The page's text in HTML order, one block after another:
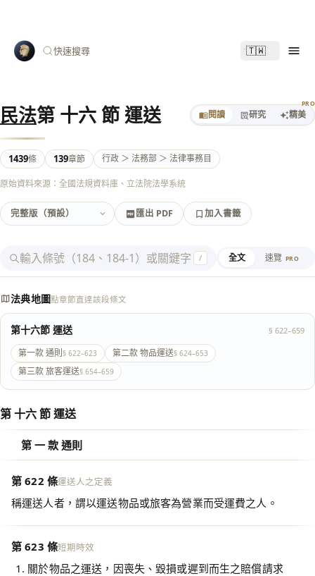
快速搜尋 🇹🇼
民法第 十六 節 運送 閱讀 研究 精美
PRO
1439條 139章節 行政 ＞ 法務部 ＞ 法律事務目
原始資料來源：全國法規資料庫、立法院法學系統
匯出 PDF 加入書籤
匯出 PDF
加入書籤
/ 全文 速覽 PRO
法典地圖點章節直達該段條文
第十六節 運送 § 622–659
第一款 通則 § 622–623 第二款 物品運送§ 624–653
第三款 旅客運送§ 654–659
第 十六 節 運送
第 一 款 通則
第 622 條運送人之定義
稱運送人者，謂以運送物品或旅客為營業而受運費之人。
第 623 條短期時效
關於物品之運送，因喪失、毀損或遲到而生之賠償請求